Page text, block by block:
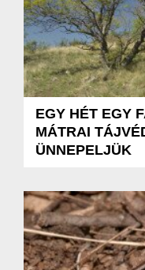
EGY HÉT EGY
MÁTRAI
ÜNNEPELJÜK